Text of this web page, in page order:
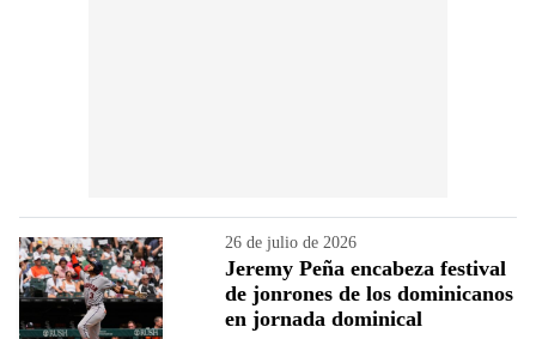
26 de julio de 2026
Jeremy Peña encabeza festival
de jonrones de los dominicanos
en jornada dominical